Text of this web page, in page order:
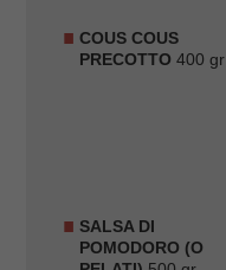
COUS COUS
PRECOTTO 400 gr
SALSA DI
POMODORO (O